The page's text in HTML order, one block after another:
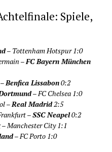
Spiele,
– Tottenham Hotspur 1:0
–FC Bayern München
–Benfica Lissabon0:2
– FC Chelsea 1:0
–Real Madrid2:5
–SSC Neapel0:2
Manchester City 1:1
– FC Porto 1:0